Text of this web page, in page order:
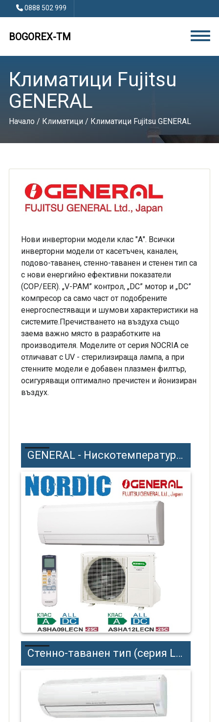
0888 502 999
BOGOREX-TM
Климатици Fujitsu
GENERAL
Начало/ Климатици/ Климатици Fujitsu GENERAL
Нови инверторни модели клас "А". Всички
инверторни модели от касетъчен, канален,
подово-таванен, стенно-таванен и стенен тип са
с нови енергийно ефективни показатели
(COP/EER). „V-PAM” контрол, „DC” мотор и „DC”
компресор са само част от подобрените
енергоспестяващи и шумови характеристики на
системите.Пречистването на въздуха също
заема важно място в разработките на
производителя. Моделите от серия NOCRIA се
отличават с UV - стерилизираща лампа, а при
стенните модели е добавен плазмен филтър,
осигуряващи оптимално пречистен и йонизиран
въздух.
GENERAL - Нискотемпературни климатици NORDIC (LECN)
Стенно-таванен тип (серия LB)